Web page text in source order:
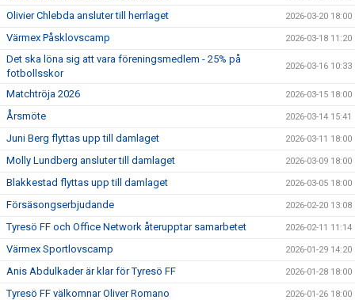
Olivier Chlebda ansluter till herrlaget 2026-03-20 18:00
Värmex Påsklovscamp 2026-03-18 11:20
Det ska löna sig att vara föreningsmedlem - 25% på
fotbollsskor
2026-03-16 10:33
Matchtröja 2026 2026-03-15 18:00
Årsmöte 2026-03-14 15:41
Juni Berg flyttas upp till damlaget 2026-03-11 18:00
Molly Lundberg ansluter till damlaget 2026-03-09 18:00
Blakkestad flyttas upp till damlaget 2026-03-05 18:00
Försäsongserbjudande 2026-02-20 13:08
Tyresö FF och Office Network återupptar samarbetet 2026-02-11 11:14
Värmex Sportlovscamp 2026-01-29 14:20
Anis Abdulkader är klar för Tyresö FF 2026-01-28 18:00
Tyresö FF välkomnar Oliver Romano 2026-01-26 18:00